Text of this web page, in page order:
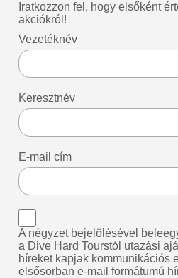
Iratkozzon fel, hogy elsőként
akciókról!
Vezetéknév
Keresztnév
E-mail cím
A négyzet bejelölésével
a Dive Hard Tourstól utazási
híreket kapjak kommunikációs
elsősorban e-mail formátumú